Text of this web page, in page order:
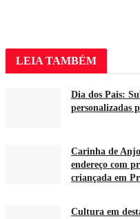
LEIA TAMBÉM
Dia dos Pais:
personalizadas
Carinha de
endereço com
criançada em
Cultura em